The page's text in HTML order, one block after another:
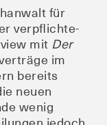
für
ver­pflich­te­
mit Der
im
bereits
neu­en
wenig